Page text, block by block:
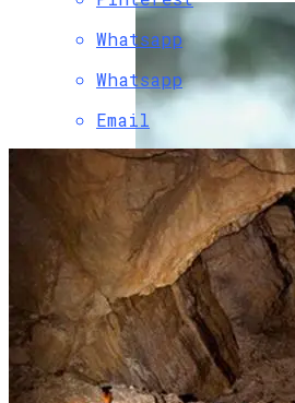
Whatsapp
Whatsapp
Email